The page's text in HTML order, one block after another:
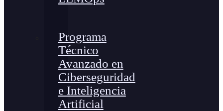
Programa
Técnico
Avanzado en
Ciberseguridad
e Inteligencia
Artificial